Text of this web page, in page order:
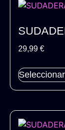
29,99 €